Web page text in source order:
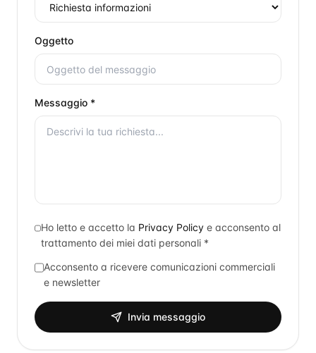
Oggetto
Messaggio *
Ho letto e accetto la Privacy Policy e acconsento al
trattamento dei miei dati personali *
Acconsento a ricevere comunicazioni commerciali
e newsletter
Invia messaggio